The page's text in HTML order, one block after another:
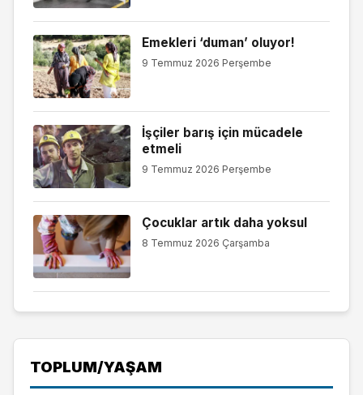
Emekleri ‘duman’ oluyor!
9 Temmuz 2026 Perşembe
İşçiler barış için mücadele
etmeli
9 Temmuz 2026 Perşembe
Çocuklar artık daha yoksul
8 Temmuz 2026 Çarşamba
TOPLUM/YAŞAM